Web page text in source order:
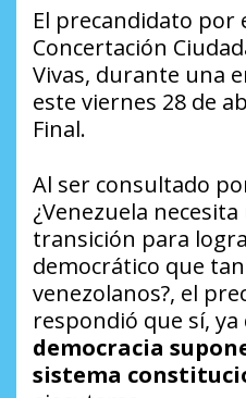
El precandidato por
Concertación
Vivas, durante una
este viernes 28 de
Final.
Al ser consultado
¿Venezuela
transición para
democrático que
venezolanos?, el
respondió que sí, ya
democracia
sistema